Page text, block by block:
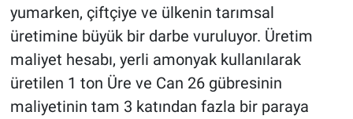
yumarken, çiftçiye ve ülkenin tarımsal
üretimine büyük bir darbe vuruluyor. Üretim
maliyet hesabı, yerli amonyak kullanılarak
üretilen 1 ton Üre ve Can 26 gübresinin
maliyetinin tam 3 katından fazla bir paraya